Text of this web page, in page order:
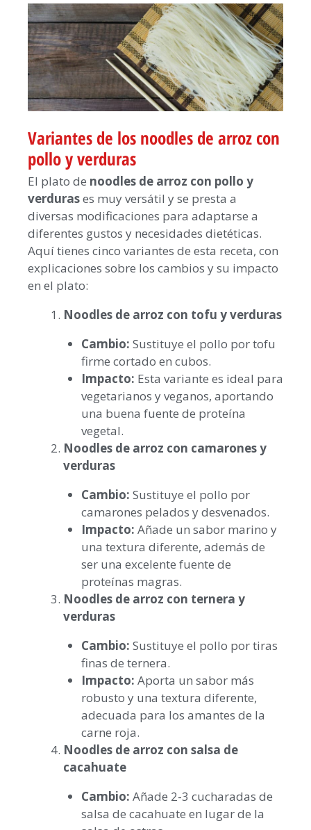
Variantes de los noodles de arroz con
pollo y verduras
El plato de noodles de arroz con pollo y
verdurases muy versátil y se presta a
diversas modificaciones para adaptarse a
diferentes gustos y necesidades dietéticas.
Aquí tienes cinco variantes de esta receta, con
explicaciones sobre los cambios y su impacto
en el plato:
Noodles de arroz con tofu y verduras
Cambio: Sustituye el pollo por tofu
firme cortado en cubos.
Impacto: Esta variante es ideal para
vegetarianos y veganos, aportando
una buena fuente de proteína
vegetal.
Noodles de arroz con camarones y
verduras
Cambio: Sustituye el pollo por
camarones pelados y desvenados.
Impacto: Añade un sabor marino y
una textura diferente, además de
ser una excelente fuente de
proteínas magras.
Noodles de arroz con ternera y
verduras
Cambio: Sustituye el pollo por tiras
finas de ternera.
Impacto: Aporta un sabor más
robusto y una textura diferente,
adecuada para los amantes de la
carne roja.
Noodles de arroz con salsa de
cacahuate
Cambio: Añade 2-3 cucharadas de
salsa de cacahuate en lugar de la